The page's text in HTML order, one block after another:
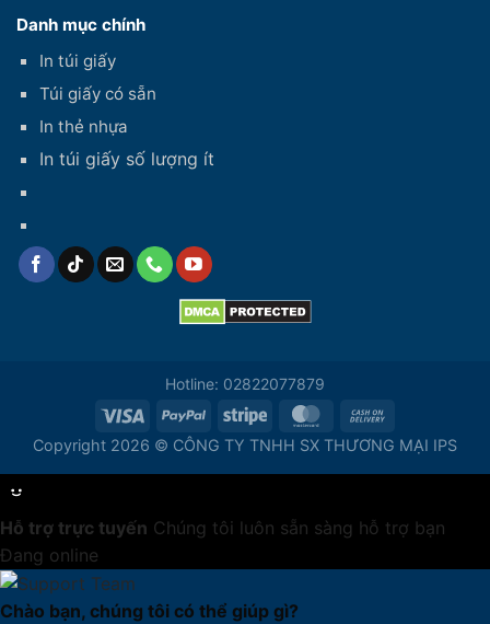
Danh mục chính
In túi giấy
Túi giấy có sẵn
In thẻ nhựa
In túi giấy số lượng ít
Hotline: 02822077879
Copyright 2026 © CÔNG TY TNHH SX THƯƠNG MẠI IPS
Hỗ trợ trực tuyến Chúng tôi luôn sẵn sàng hỗ trợ bạn
Đang online
Chào bạn, chúng tôi có thể giúp gì?